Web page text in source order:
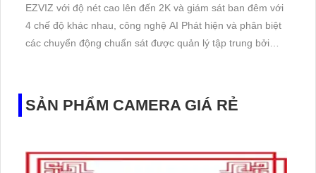
EZVIZ với độ nét cao lên đến 2K và giám sát ban đêm với
4 chế độ khác nhau, công nghệ AI Phát hiện và phân biệt
các chuyển động chuẩn sát được quản lý tập trung bởi
SẢN PHẨM CAMERA GIÁ RẺ